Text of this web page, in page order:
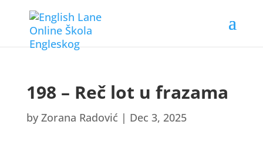
198 – Reč lot u frazama
by Zorana Radović | Dec 3, 2025